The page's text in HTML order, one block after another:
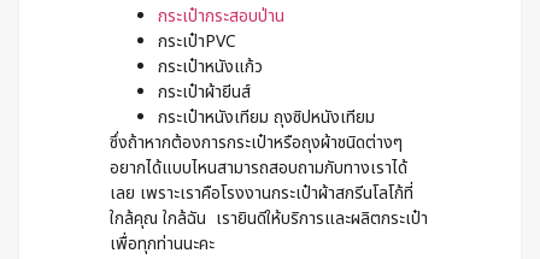
กระเป๋ากระสอบป่าน
กระเป๋าPVC
กระเป๋าหนังแก้ว
กระเป๋าผ้ายีนส์
กระเป๋าหนังเทียม ถุงซิปหนังเทียม
ซึ่งถ้าหากต้องการกระเป๋าหรือถุงผ้าชนิดต่างๆ
อยากได้แบบไหนสามารถสอบถามกับทางเราได้
เลย เพราะเราคือโรงงานกระเป๋าผ้าสกรีนโลโก้ที่
ใกล้คุณ ใกล้ฉัน เรายินดีให้บริการและผลิตกระเป๋า
เพื่อทุกท่านนะคะ